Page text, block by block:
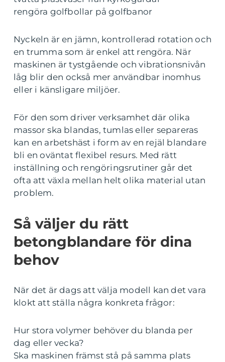
rengöra golfbollar på golfbanor
Nyckeln är en jämn, kontrollerad rotation och
en trumma som är enkel att rengöra. När
maskinen är tystgående och vibrationsnivån
låg blir den också mer användbar inomhus
eller i känsligare miljöer.
För den som driver verksamhet där olika
massor ska blandas, tumlas eller separeras
kan en arbetshäst i form av en rejäl blandare
bli en oväntat flexibel resurs. Med rätt
inställning och rengöringsrutiner går det
ofta att växla mellan helt olika material utan
problem.
Så väljer du rätt
betongblandare för dina
behov
När det är dags att välja modell kan det vara
klokt att ställa några konkreta frågor:
Hur stora volymer behöver du blanda per
dag eller vecka?
Ska maskinen främst stå på samma plats